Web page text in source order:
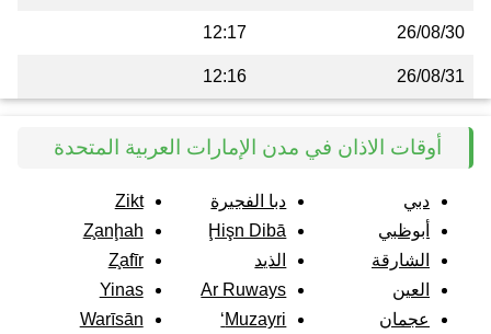
26/08/30
12:17
26/08/31
12:16
أوقات الاذان في مدن الإمارات العربية المتحدة
دبي
أبوظبي
الشارقة
العين
عجمان
دبا الفجيرة
Ḩişn Dibā
الذيد
Ar Ruways
Muzayri‘
Zikt
Z̧anḩah
Z̧afīr
Yinas
Warīsān